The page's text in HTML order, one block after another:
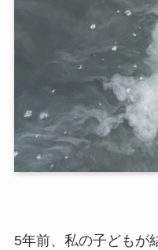
5年前、私の子どもが